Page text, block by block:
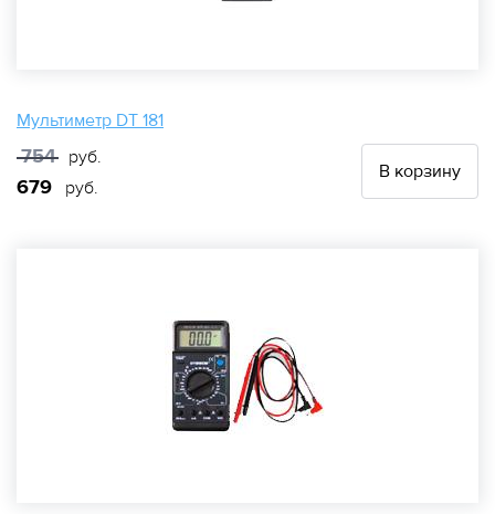
Мультиметр DT 181
754 руб.
679 руб.
В корзину